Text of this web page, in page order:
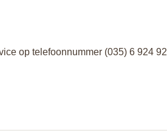
op telefoonnummer (035) 6 924